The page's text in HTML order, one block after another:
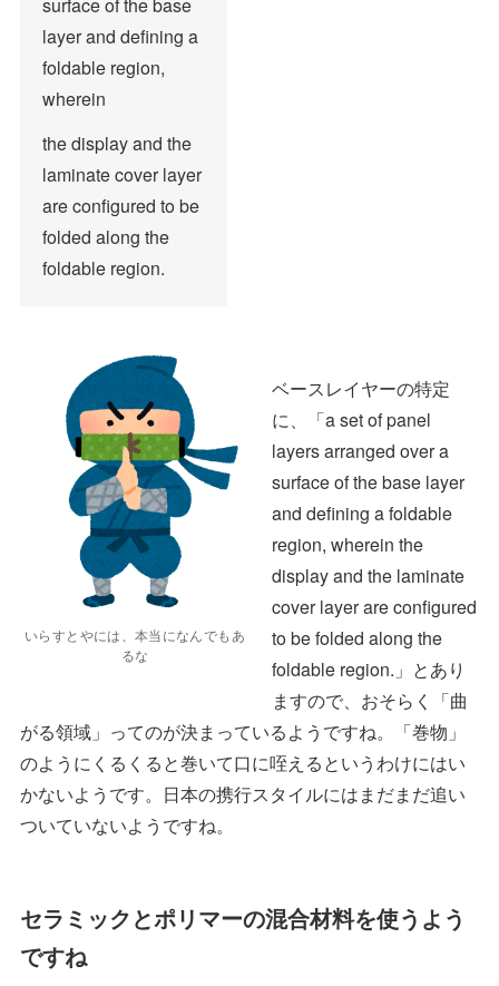
layer and defining a
foldable region,
wherein
the display and the
laminate cover layer
are configured to be
folded along the
foldable region.
いらすとやには、本当になんでもあ
るな
ベースレイヤーの特定
に、「a set of panel
layers arranged over a
surface of the base layer
and defining a foldable
region, wherein the
display and the laminate
cover layer are configured
to be folded along the
foldable region.」とあり
ますので、おそらく「曲
がる領域」ってのが決まっているようですね。「巻物」
のようにくるくると巻いて口に咥えるというわけにはい
かないようです。日本の携行スタイルにはまだまだ追い
ついていないようですね。
セラミックとポリマーの混合材料を使うよう
ですね